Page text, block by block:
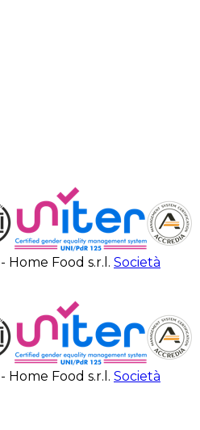
Food s.r.l. Società
Food s.r.l. Società